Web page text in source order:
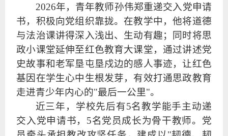
2026年，青年教师孙伟郑重递交入党申请
书，积极向党组织靠拢。在教学中，他将道德
与法治课讲得深入浅出、生动有趣；同时将思
政小课堂延伸至红色教育大课堂，通过讲述党
史故事和老军垦屯垦戍边的感人事迹，让红色
基因在学生心中生根发芽，有效打通思政教育
走进青少年内心的"最后一公里"。
近三年，学校先后有5名教学能手主动递
交入党申请书，5名党员成长为骨干教师。党